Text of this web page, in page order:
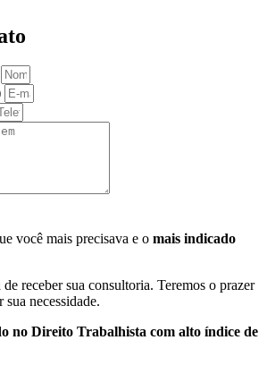
você mais precisava e o mais indicado
receber sua consultoria. Teremos o prazer
sua necessidade.
no Direito Trabalhista com alto índice de